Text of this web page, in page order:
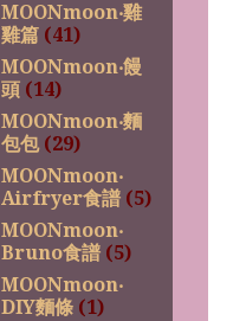
MOONmoon‧雞
雞篇 (41)
MOONmoon‧饅
頭 (14)
MOONmoon‧麵
包包 (29)
MOONmoon‧
Airfryer食譜 (5)
MOONmoon‧
Bruno食譜 (5)
MOONmoon‧
DIY麵條 (1)